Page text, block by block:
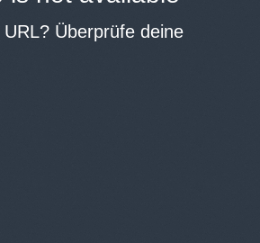
Überprüfe deine